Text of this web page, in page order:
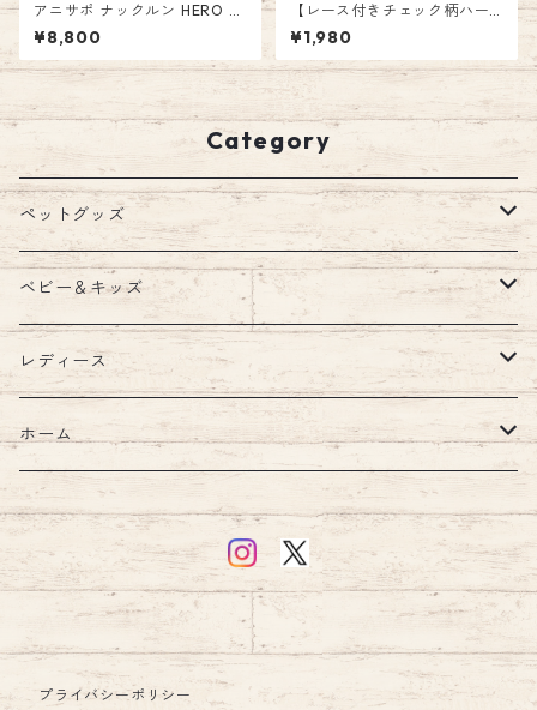
アニサポ ナックルン HERO M
サイズ 2本入 左右兼用 前後兼
用 アニフル 日本製 犬用 シュ
ーズ 犬用品 足 サポーター 指
爪 保護 つま先 足先 指先 肉球
擦る 跛行 引きずる 介護 M ナ
ックリング 面ファスナー ドッ
グシューズ ペット ドッグ ペッ
トシューズ 靴 お散歩 2足入り
¥8,800
【レース付きチェック柄ハー
ネス】ハーネス 犬 ソフト メッ
シュ パピー 高齢犬 かわいい
おしゃれ お散歩 女の子 簡単装
着 ドッグ エミリースタイル e
milystyle
¥1,980
Category
ペットグッズ
ウェア
ウェア
首輪
ハーネス・リード
ハーネスリードセット
ハーネス
ウォーターボトル
食器・フードボウル
シューズ・ソックス
ベビー＆キッズ
キッズルーム
ブランケット
汗取りパッド・ガーゼ
お食事エプロン・ビブ・スタイ
アクセサリー
レディース
バッグ
ショルダー
財布
アクセサリー
日傘
ホーム
キッチン
インテリア
クッション・クッションカバー
プライバシーポリシー